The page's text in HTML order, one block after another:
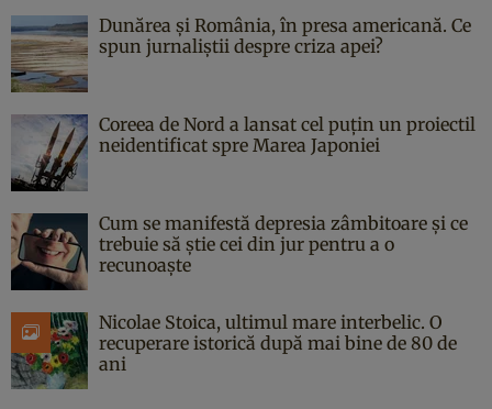
Dunărea și România, în presa americană. Ce
spun jurnaliștii despre criza apei?
Coreea de Nord a lansat cel puțin un proiectil
neidentificat spre Marea Japoniei
Cum se manifestă depresia zâmbitoare și ce
trebuie să știe cei din jur pentru a o
recunoaște
Nicolae Stoica, ultimul mare interbelic. O
recuperare istorică după mai bine de 80 de
ani